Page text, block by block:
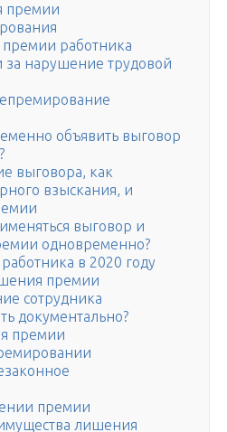
премии
работника
нарушение трудовой
объявить выговор
выговора, как
взыскания, и
выговор и
одновременно?
в 2020 году
премии
сотрудника
документально?
премии
премии
лишения